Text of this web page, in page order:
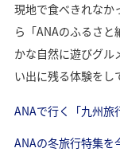
現地で食べきれなか
ら「ANAのふるさ
かな自然に遊びグル
い出に残る体験をし
ANAで行く「九州旅
ANAの冬旅行特集を